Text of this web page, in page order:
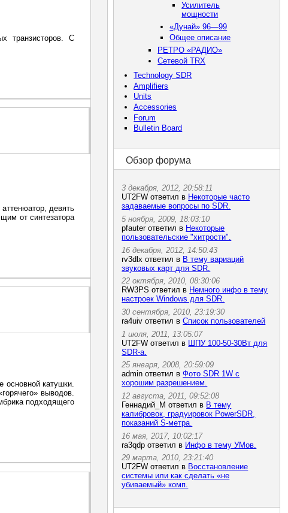
транзисторов. С
девять
от синтезатора
катушки.
выводов.
подходящего
Усилитель
мощности
«Дунай» 96—99
Общее описание
РЕТРО «РАДИО»
Сетевой TRX
Technology SDR
Amplifiers
Units
Accessories
Forum
Bulletin Board
Обзор форума
3 декабря, 2012, 20:58:11
UT2FW ответил в Некоторые часто
задаваемые вопросы по SDR.
5 ноября, 2009, 18:03:10
pfauter ответил в Некоторые
пользовательские "хитрости".
16 декабря, 2012, 14:50:43
rv3dlx ответил в В тему вариаций
звуковых карт для SDR.
22 октября, 2010, 08:30:06
RW3PS ответил в Немного инфо в тему
настроек Windows для SDR.
30 сентября, 2010, 23:19:30
ra4uiv ответил вСписок пользователей
1 июля, 2011, 13:05:07
UT2FW ответил в ШПУ 100-50-30Вт для
SDR-а.
25 января, 2008, 20:59:09
admin ответил вФото SDR 1W с
хорошим разрешением.
12 августа, 2011, 09:52:08
Геннадий_М ответил в В тему
калибровок, градуировок PowerSDR,
показаний S-метра.
16 мая, 2017, 10:02:17
ra3qdp ответил в Инфо в тему УМов.
29 марта, 2010, 23:21:40
UT2FW ответил в Восстановление
системы или как сделать «не
убиваемый» комп.